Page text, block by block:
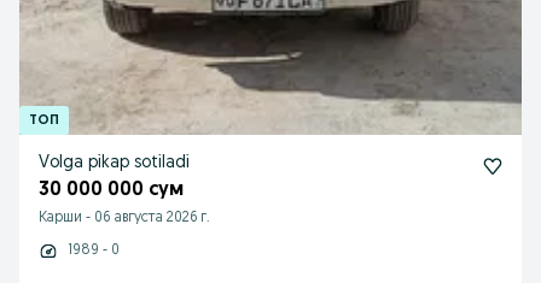
Volga pikap sotiladi
30 000 000 сум
Карши - 06 августа 2026 г.
1989 - 0